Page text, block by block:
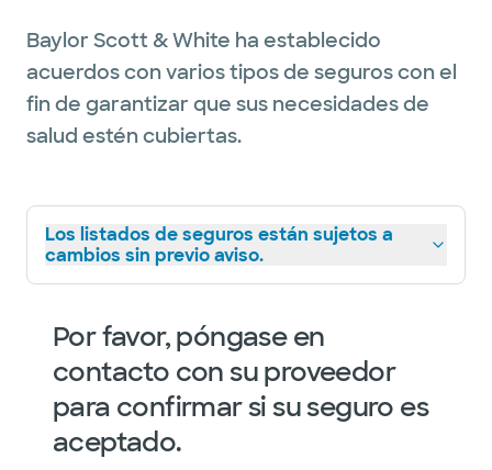
Baylor Scott & White ha establecido
acuerdos con varios tipos de seguros con el
fin de garantizar que sus necesidades de
salud estén cubiertas.
Los listados de seguros están sujetos a
cambios sin previo aviso.
Por favor, póngase en
contacto con su proveedor
para confirmar si su seguro es
aceptado.